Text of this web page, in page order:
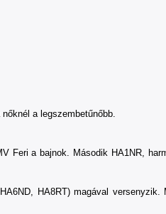
a legszembetűnőbb.
Feri a bajnok. Második HA1NR,
HA8RT) magával versenyzik.